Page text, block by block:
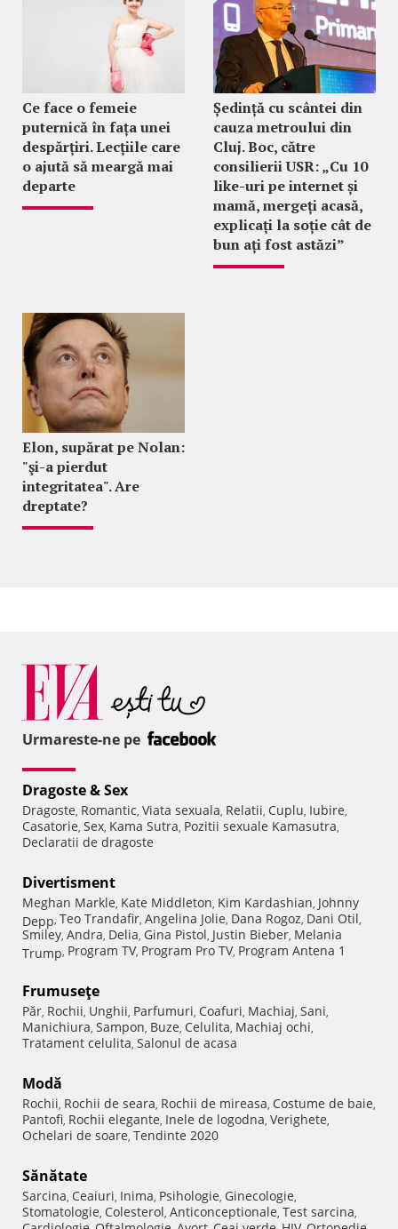
Ce face o femeie
puternică în fața unei
despărțiri. Lecțiile care
o ajută să meargă mai
departe
Ședință cu scântei din
cauza metroului din
Cluj. Boc, către
consilierii USR: „Cu 10
like-uri pe internet și
mamă, mergeți acasă,
explicați la soție cât de
bun ați fost astăzi”
Elon, supărat pe Nolan:
"şi-a pierdut
integritatea". Are
dreptate?
Urmareste-ne pe
Dragoste & Sex
Dragoste, Romantic, Viata sexuala, Relatii, Cuplu, Iubire,
Casatorie, Sex, Kama Sutra, Pozitii sexuale Kamasutra,
Declaratii de dragoste
Divertisment
Meghan Markle, Kate Middleton, Kim Kardashian, Johnny
Depp, Teo Trandafir, Angelina Jolie, Dana Rogoz, Dani Otil,
Smiley, Andra, Delia, Gina Pistol, Justin Bieber, Melania
Trump, Program TV, Program Pro TV, Program Antena 1
Frumuseţe
Păr, Rochii, Unghii, Parfumuri, Coafuri, Machiaj, Sani,
Manichiura, Sampon, Buze, Celulita, Machiaj ochi,
Tratament celulita, Salonul de acasa
Modă
Rochii, Rochii de seara, Rochii de mireasa, Costume de baie,
Pantofi, Rochii elegante, Inele de logodna, Verighete,
Ochelari de soare, Tendinte 2020
Sănătate
Sarcina, Ceaiuri, Inima, Psihologie, Ginecologie,
Stomatologie, Colesterol, Anticonceptionale, Test sarcina,